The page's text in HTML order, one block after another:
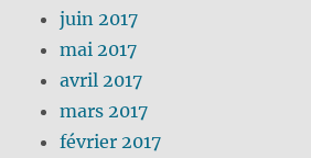
juin 2017
mai 2017
avril 2017
mars 2017
février 2017